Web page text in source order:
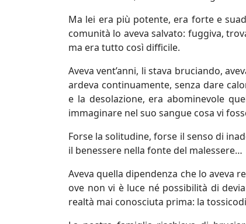
Ma lei era più potente, era forte e
comunità lo aveva salvato: fuggiva,
ma era tutto così difficile.
Aveva vent’anni, li stava bruciando,
ardeva continuamente, senza dare
e la desolazione, era abominevole
immaginare nel suo sangue cosa vi
Forse la solitudine, forse il senso di
il benessere nella fonte del malessere…
Aveva quella dipendenza che lo aveva
ove non vi è luce né possibilità di
realtà mai conosciuta prima: la